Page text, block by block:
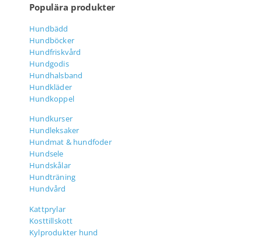
Populära produkter
Hundbädd
Hundböcker
Hundfriskvård
Hundgodis
Hundhalsband
Hundkläder
Hundkoppel
Hundkurser
Hundleksaker
Hundmat & hundfoder
Hundsele
Hundskålar
Hundträning
Hundvård
Kattprylar
Kosttillskott
Kylprodukter hund